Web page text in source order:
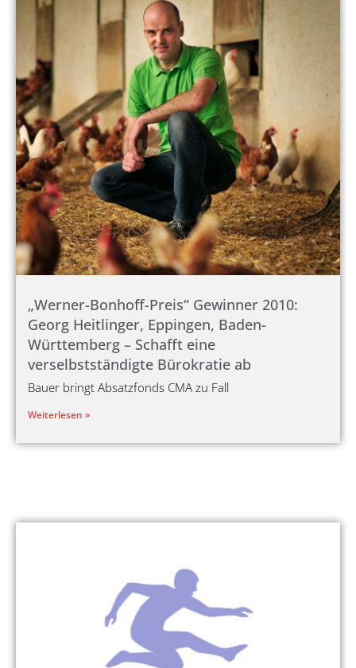
„Werner-Bonhoff-Preis“ Gewinner 2010:
Georg Heitlinger, Eppingen, Baden-
Württemberg – Schafft eine
verselbstständigte Bürokratie ab
Bauer bringt Absatzfonds CMA zu Fall
Weiterlesen »